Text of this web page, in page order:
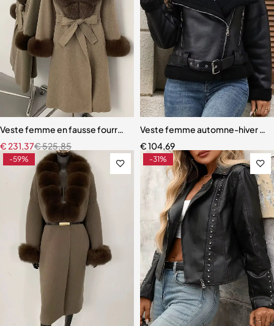
Veste femme en fausse fourrure – Manteau long chaud en laine
€525,85
€231,37
Veste femme automne-hiver en
€104,69
-59% -31%